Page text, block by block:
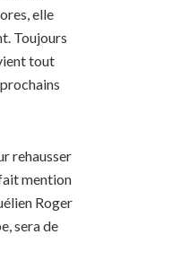
elle
Toujours
tout
rehausser
mention
Roger
sera de